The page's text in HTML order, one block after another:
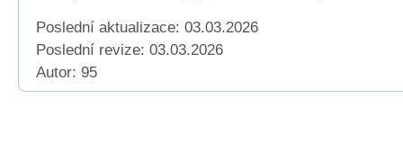
Poslední aktualizace: 03.03.2026
Poslední revize: 03.03.2026
Autor: 95